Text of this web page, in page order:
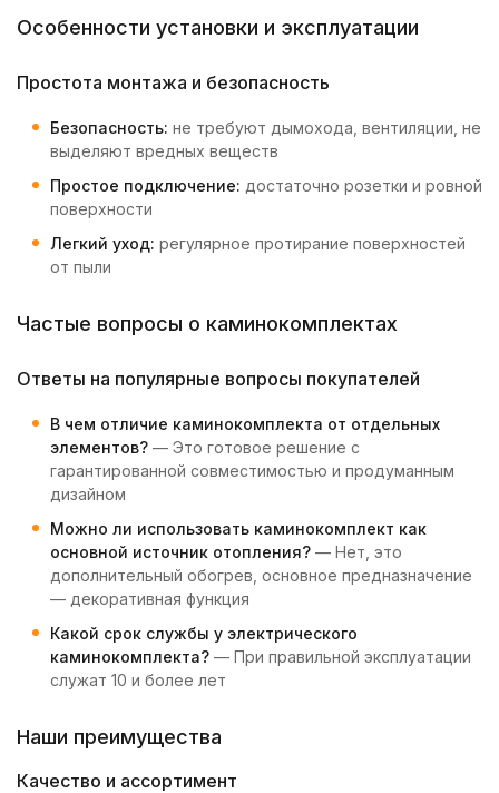
Особенности установки и эксплуатации
Простота монтажа и безопасность
Безопасность: не требуют дымохода, вентиляции, не
выделяют вредных веществ
Простое подключение: достаточно розетки и ровной
поверхности
Легкий уход: регулярное протирание поверхностей
от пыли
Частые вопросы о каминокомплектах
Ответы на популярные вопросы покупателей
В чем отличие каминокомплекта от отдельных
элементов? — Это готовое решение с
гарантированной совместимостью и продуманным
дизайном
Можно ли использовать каминокомплект как
основной источник отопления? — Нет, это
дополнительный обогрев, основное предназначение
— декоративная функция
Какой срок службы у электрического
каминокомплекта? — При правильной эксплуатации
служат 10 и более лет
Наши преимущества
Качество и ассортимент